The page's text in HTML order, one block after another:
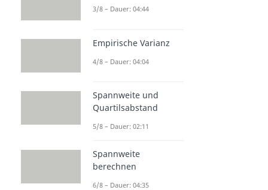
3/8 – Dauer: 04:44
Empirische Varianz
4/8 – Dauer: 04:04
Spannweite und
Quartilsabstand
5/8 – Dauer: 02:11
Spannweite
berechnen
6/8 – Dauer: 04:35